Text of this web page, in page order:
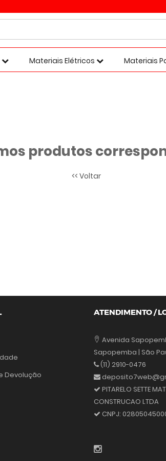
Materiais Elétricos Materiais
produtos
<< Voltar
Devolução
ATENDIMENTO /
Avenida
Sapopemba | São
(11) 2910-0476
PITARELO SETTE
CONSTRUCAO LTDA
CNPJ: